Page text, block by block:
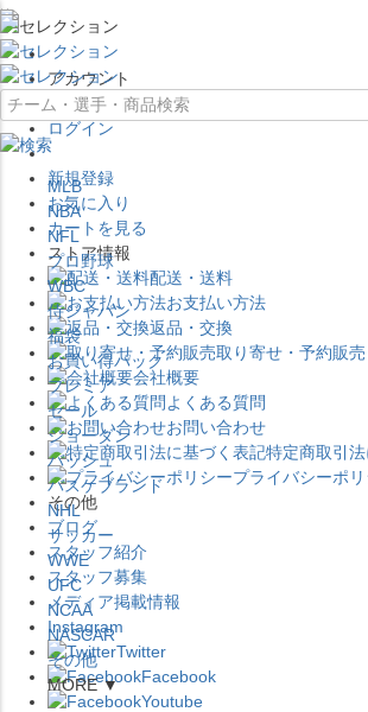
×
アカウント
ログイン
新規登録
お気に入り
カートを見る
ストア情報
配送・送料
お支払い方法
返品・交換
取り寄せ・予約販売
会社概要
よくある質問
お問い合わせ
特定商取引
プライバシーポ
その他
ブログ
スタッフ紹介
スタッフ募集
メディア掲載情報
Instagram
Twitter
Facebook
Youtube
MLB
NBA
NFL
プロ野球
WBC
侍ジャパン
福袋
お買い得パック
プレミア
セール
ジョーダン
バッシュ
バスケブランド
NHL
サッカー
WWE
UFC
NCAA
NASCAR
その他
MORE ▼